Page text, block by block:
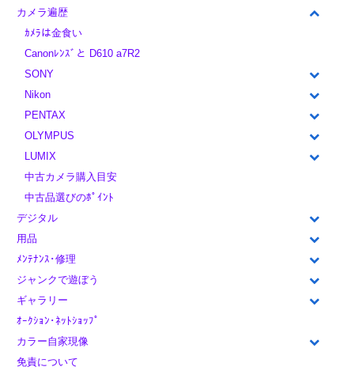
カメラ遍歴
ｶﾒﾗは金食い
Canonﾚﾝｽﾞと D610 a7R2
SONY
Nikon
PENTAX
OLYMPUS
LUMIX
中古カメラ購入目安
中古品選びのﾎﾟｲﾝﾄ
デジタル
用品
ﾒﾝﾃﾅﾝｽ･修理
ジャンクで遊ぼう
ギャラリー
ｵｰｸｼｮﾝ･ﾈｯﾄｼｮｯﾌﾟ
カラー自家現像
免責について